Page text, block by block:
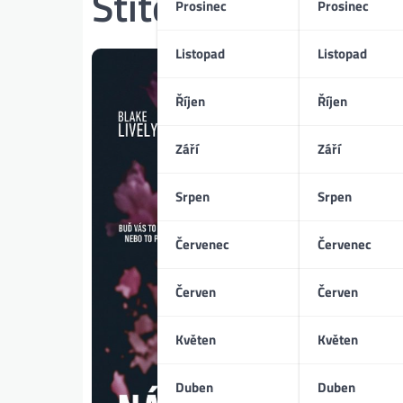
Prosinec
Listopad
Říjen
Září
Srpen
Červenec
Červen
Květen
Duben
Prosinec
Listopad
Říjen
Září
Srpen
Červenec
Červen
Květen
Duben